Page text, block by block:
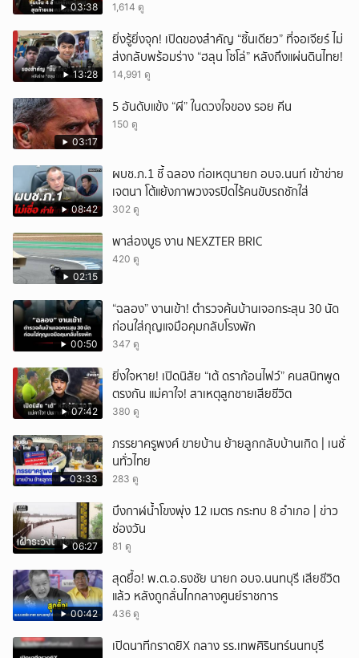
03:38 1,614 ดู
13:28
ยิ่งรู้ยิ่งจุก! เปิดของสำคัญ “ชิ้นเดียว” ที่จอเจียร์ ไม่
ส่งกลับพร้อมร่าง “ฮลุน โซโล่” หลังถึงแผ่นดินไทย!
14,991 ดู
03:17
5 อันดับแข้ง “ผี” ในดวงใจของ รอย คีน
150 ดู
08:42
ผบช.ภ.1 ชี้ ฉลอง ก่อเหตุนายก อบจ.นนท์ เข้าข่าย
เจตนา โต้แย้งภาพวงจรปิดไร้คนขับรถชักใส่
302 ดู
02:15
พาส่องบูธ งาน NEXZTER BRIC
420 ดู
00:50
“ฉลอง” งานเข้า! ตำรวจค้นบ้านเจอกระสุน 30 นัด
ก่อนใส่กุญแจมือคุมกลับโรงพัก
347 ดู
07:42
ยิ่งใจหาย! เปิดนิสัย “เต้ ดราก้อนไฟว์” คนสนิทพูด
ตรงกัน แม่คาใจ! สาเหตุลูกชายเสียชีวิต
380 ดู
03:33
ภรรยาครูพงศ์ ขายบ้าน ย้ายลูกกลับบ้านเกิด | เนชั่
นทั่วไทย
283 ดู
06:27
บึงกาฬน้ำโขงพุ่ง 12 เมตร กระทบ 8 อำเภอ | ข่าว
ช่องวัน
81 ดู
00:42
สุดยื้อ! พ.ต.อ.ธงชัย นายก อบจ.นนทบุรี เสียชีวิต
แล้ว หลังถูกลั่นไกกลางศูนย์ราชการ
436 ดู
เปิดนาทีกราดยิX กลาง รร.เทพศิรินทร์นนทบุรี